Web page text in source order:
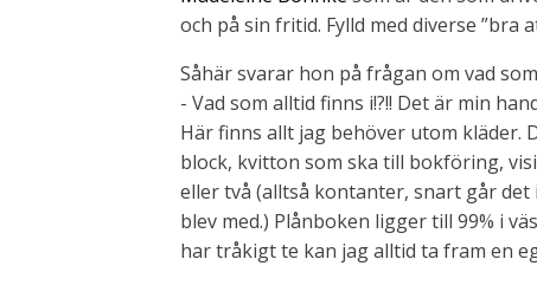
och på sin fritid. Fylld med diverse ”bra
Såhär svarar hon på frågan om vad
- Vad som alltid finns i!?!! Det är min
Här finns allt jag behöver utom kläder.
block, kvitton som ska till bokföring,
eller två (alltså kontanter, snart går
blev med.) Plånboken ligger till 99% i
har tråkigt te kan jag alltid ta fram en